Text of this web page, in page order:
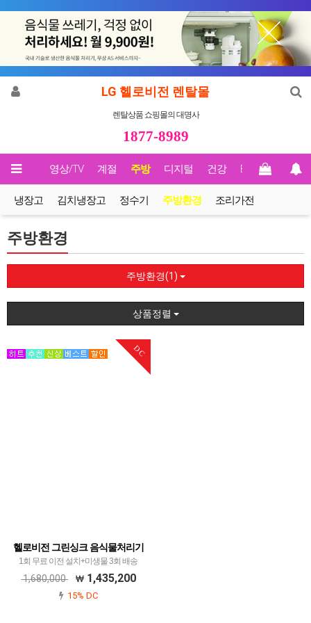
LG 헬로비전 렌탈몰
렌탈상품 쇼핑몰의 대명사
1877-8989
메인 영상/TV 계절 주방 디지털 건강 Biz렌탈
냉장고 김치냉장고 정수기 주방환경 조리가전
주방환경
주방환경(1)
상품정렬
DC
헬로비전 그린싱크 음식물처리기
1회 무료 이전 설치+미생물 3회 배송
1,680,000 1,435,200
15% DC